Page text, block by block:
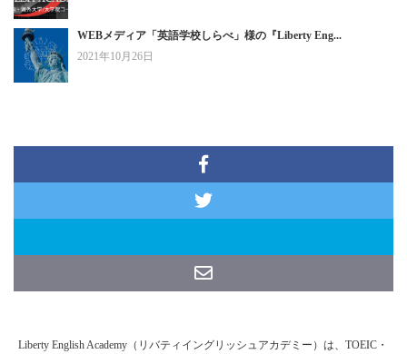
WEBメディア「英語学校しらべ」様の『Liberty Eng...
2021年10月26日
Liberty English Academy（リバティイングリッシュアカデミー）は、TOEIC・